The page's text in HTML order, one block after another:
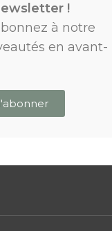
!
à notre
en avant-